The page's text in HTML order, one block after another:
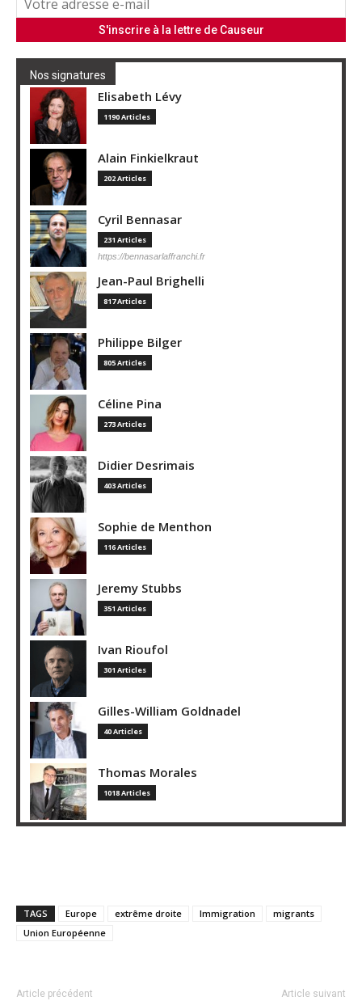
Nos signatures
Elisabeth Lévy
1190 Articles
Alain Finkielkraut
202 Articles
Cyril Bennasar
231 Articles
https://bennasarlaffranchi.fr
Jean-Paul Brighelli
817 Articles
Philippe Bilger
805 Articles
Céline Pina
273 Articles
Didier Desrimais
403 Articles
Sophie de Menthon
116 Articles
Jeremy Stubbs
351 Articles
Ivan Rioufol
301 Articles
Gilles-William Goldnadel
40 Articles
Thomas Morales
1018 Articles
TAGS Europe extrême droite Immigration
migrants
Union Européenne
Article précédent Article suivant